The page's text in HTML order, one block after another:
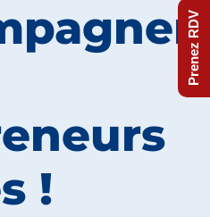
!
Prenez RDV